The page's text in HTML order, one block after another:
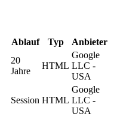
Ablauf Typ Anbieter
20
Jahre
HTML
Google
LLC -
USA
Session HTML
Google
LLC -
USA